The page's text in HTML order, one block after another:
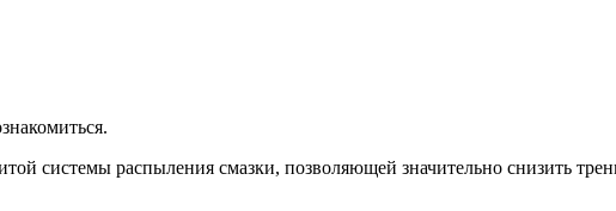
системы распыления смазки, позволяющей значительно снизить